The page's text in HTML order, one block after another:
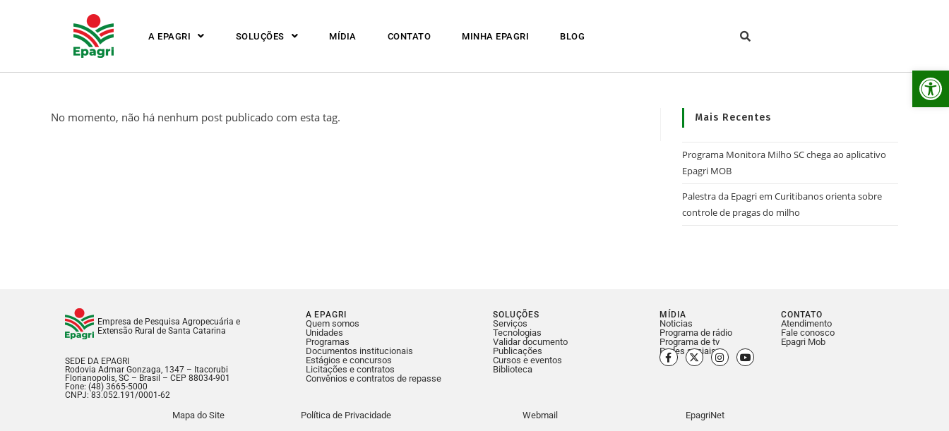
A EPAGRI SOLUÇÕES MÍDIA CONTATO MINHA EPAGRI BLOG
No momento, não há nenhum post publicado com esta tag. Mais Recentes
Programa Monitora Milho SC chega ao aplicativo
Epagri MOB
Palestra da Epagri em Curitibanos orienta sobre
controle de pragas do milho
Empresa de Pesquisa Agropecuária e
Extensão Rural de Santa Catarina
SEDE DA EPAGRI
Rodovia Admar Gonzaga, 1347 – Itacorubi
Florianopolis, SC – Brasil – CEP 88034-901
Fone: (48) 3665-5000
CNPJ: 83.052.191/0001-62
A EPAGRI
Quem somos
Unidades
Programas
Documentos institucionais
Estágios e concursos
Licitações e contratos
Convênios e contratos de repasse
SOLUÇÕES
Serviços
Tecnologias
Validar documento
Publicações
Cursos e eventos
Biblioteca
MÍDIA
Noticias
Programa de rádio
Programa de tv
Redes sociais
CONTATO
Atendimento
Fale conosco
Epagri Mob
Mapa do Site Política de Privacidade Webmail EpagriNet